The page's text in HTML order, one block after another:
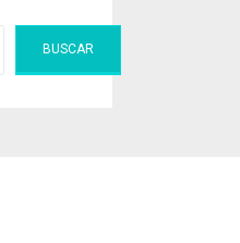
BUSCAR